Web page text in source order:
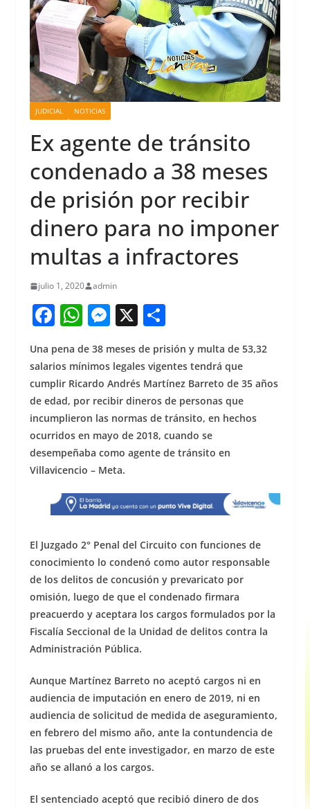
JUDICIAL NOTICIAS
Ex agente de tránsito
condenado a 38 meses
de prisión por recibir
dinero para no imponer
multas a infractores
julio 1, 2020 admin
F
c
e
b
o
o
k
W
h
at
s
A
p
p
M
ss
e
n
g
er
X S
h
ar
e
Una pena de 38 meses de prisión y multa de 53,32
salarios mínimos legales vigentes tendrá que
cumplir Ricardo Andrés Martínez Barreto de 35 años
de edad, por recibir dineros de personas que
incumplieron las normas de tránsito, en hechos
ocurridos en mayo de 2018, cuando se
desempeñaba como agente de tránsito en
Villavicencio – Meta.
El Juzgado 2° Penal del Circuito con funciones de
conocimiento lo condenó como autor responsable
de los delitos de concusión y prevaricato por
omisión, luego de que el condenado firmara
preacuerdo y aceptara los cargos formulados por la
Fiscalía Seccional de la Unidad de delitos contra la
Administración Pública.
Aunque Martínez Barreto no aceptó cargos ni en
audiencia de imputación en enero de 2019, ni en
audiencia de solicitud de medida de aseguramiento,
en febrero del mismo año, ante la contundencia de
las pruebas del ente investigador, en marzo de este
año se allanó a los cargos.
El sentenciado aceptó que recibió dinero de dos